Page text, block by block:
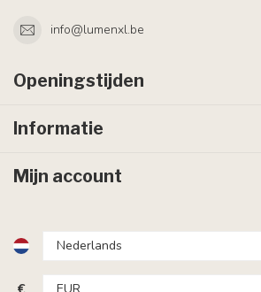
info@lumenxl.be
Openingstijden
Informatie
Mijn account